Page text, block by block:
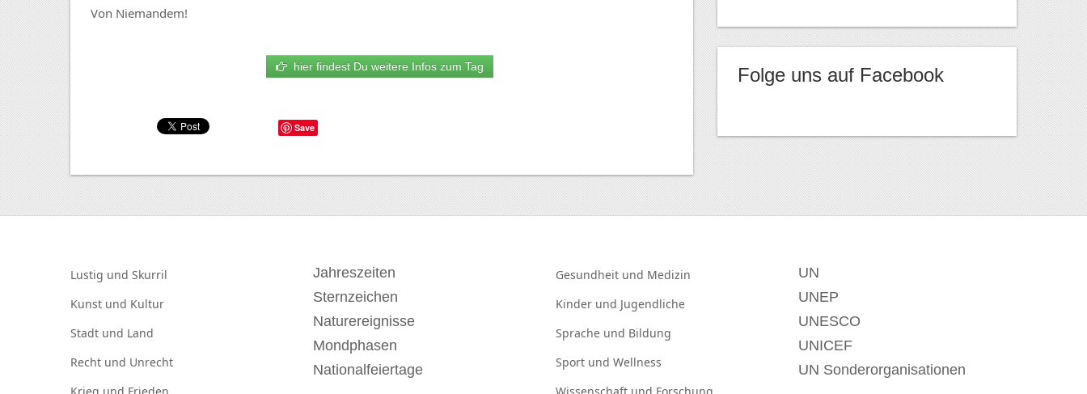
Von Niemandem!
hier findest Du weitere Infos zum Tag
Save
Folge uns auf Facebook
Lustig und Skurril
Kunst und Kultur
Stadt und Land
Recht und Unrecht
Jahreszeiten
Sternzeichen
Naturereignisse
Mondphasen
Nationalfeiertage
Gesundheit und Medizin
Kinder und Jugendliche
Sprache und Bildung
Sport und Wellness
UN
UNEP
UNESCO
UNICEF
UN Sonderorganisationen